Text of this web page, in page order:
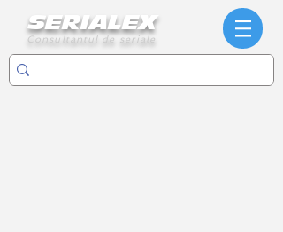
SERIALEX
Consultantul de seriale